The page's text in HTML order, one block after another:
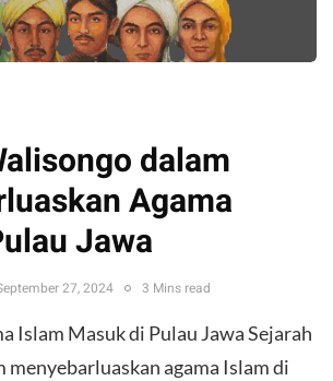
dalam
Agama
Jawa
27, 2024 3 Mins read
Islam Masuk di Pulau Jawa Sejarah
menyebarluaskan agama Islam di